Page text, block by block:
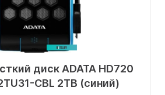
диск ADATA HD720
CBL 2TB (синий)